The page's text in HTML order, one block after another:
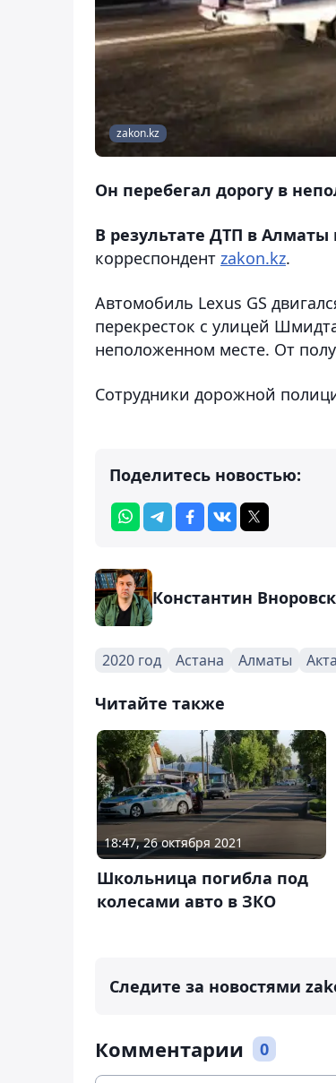
zakon.kz
Он перебегал дорогу в
В результате ДТП в
корреспондент zakon.kz.
Автомобиль Lexus GS
перекресток с улицей
неположенном месте. От
Сотрудники дорожной
Поделитесь новостью:
Константин
2020 год Астана Алматы
Читайте также
18:47, 26 октября 2021
Школьница погибла под
колесами авто в ЗКО
Следите за новостями
Комментарии 0